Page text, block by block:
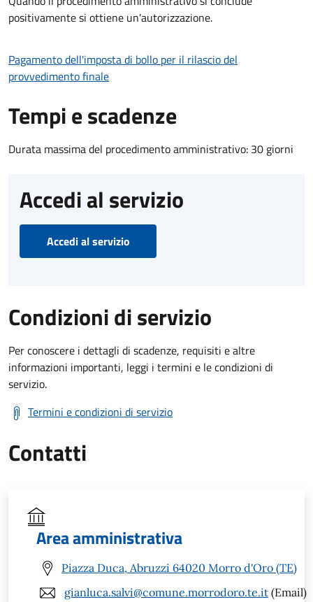
positivamente si ottiene un'autorizzazione.
Pagamento dell'imposta di bollo per il rilascio del
provvedimento finale
Tempi e scadenze
Durata massima del procedimento amministrativo: 30 giorni
Accedi al servizio
Accedi al servizio
Condizioni di servizio
Per conoscere i dettagli di scadenze, requisiti e altre
informazioni importanti, leggi i termini e le condizioni di
servizio.
Termini e condizioni di servizio
Contatti
Area amministrativa
Piazza Duca, Abruzzi 64020 Morro d'Oro (TE)
gianluca.salvi@comune.morrodoro.te.it (Email)